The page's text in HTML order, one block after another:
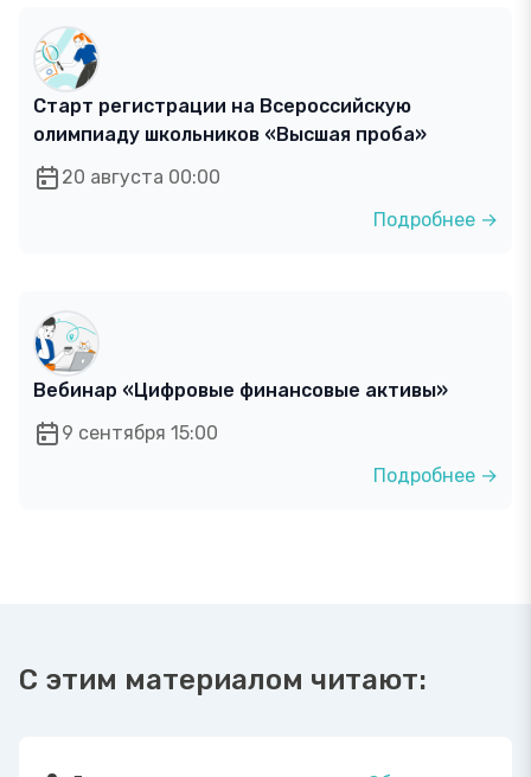
Старт регистрации на Всероссийскую
олимпиаду школьников «Высшая проба»
20 августа 00:00
Подробнее →
Вебинар «Цифровые финансовые активы»
9 сентября 15:00
Подробнее →
С этим материалом читают: